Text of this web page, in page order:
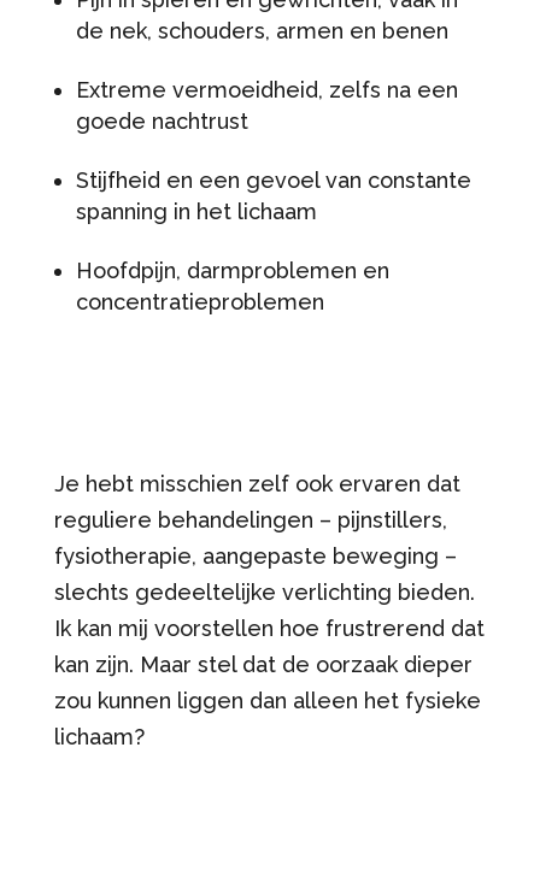
de nek, schouders, armen en benen
Extreme vermoeidheid, zelfs na een
goede nachtrust
Stijfheid en een gevoel van constante
spanning in het lichaam
Hoofdpijn, darmproblemen en
concentratieproblemen
Je hebt misschien zelf ook ervaren dat
reguliere behandelingen – pijnstillers,
fysiotherapie, aangepaste beweging –
slechts gedeeltelijke verlichting bieden.
Ik kan mij voorstellen hoe frustrerend dat
kan zijn. Maar stel dat de oorzaak dieper
zou kunnen liggen dan alleen het fysieke
lichaam?